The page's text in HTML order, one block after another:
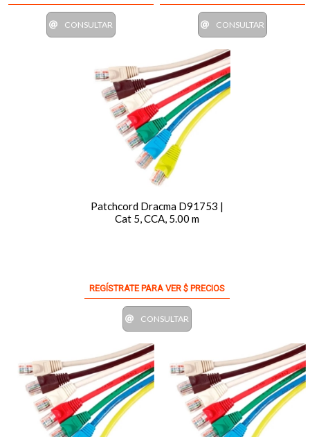
CONSULTAR CONSULTAR
Patchcord Dracma D91753 |
Cat 5, CCA, 5.00 m
REGÍSTRATE PARA VER $ PRECIOS
CONSULTAR